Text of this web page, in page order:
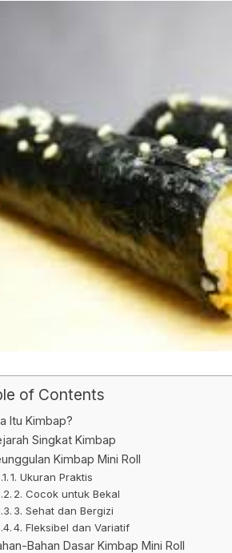
of Contents
Itu Kimbap?
Singkat Kimbap
Kimbap Mini Roll
1. Ukuran Praktis
2. Cocok untuk Bekal
3. Sehat dan Bergizi
4. Fleksibel dan Variatif
Bahan Dasar Kimbap Mini Roll